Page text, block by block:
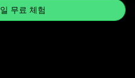
무료 체험